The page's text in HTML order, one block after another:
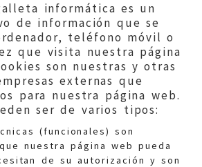
informática es un
de información que se
teléfono móvil o
que visita nuestra página
son nuestras y otras
externas que
para nuestra página web.
ser de varios tipos:
(funcionales) son
nuestra página web pueda
de su autorización y son